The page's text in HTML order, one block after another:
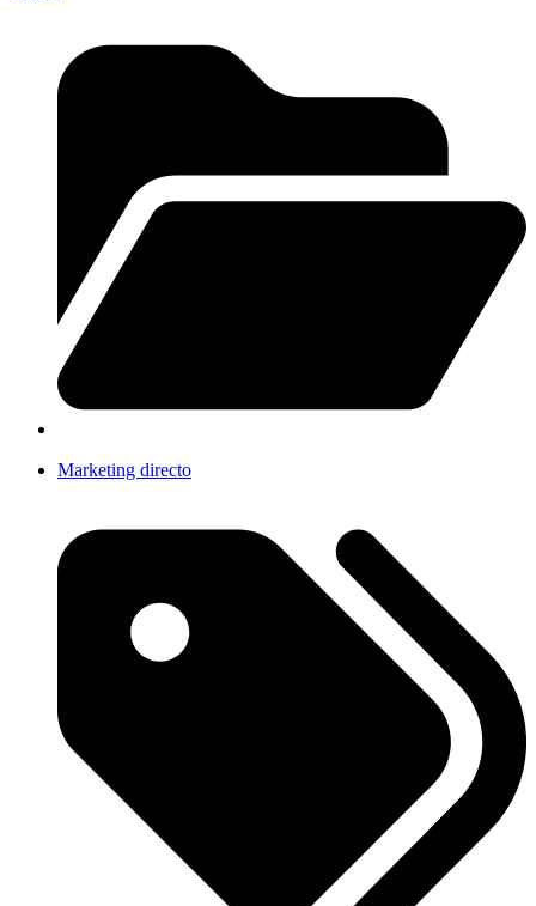
Marketing directo